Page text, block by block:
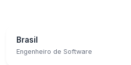
Brasil
Engenheiro de Software